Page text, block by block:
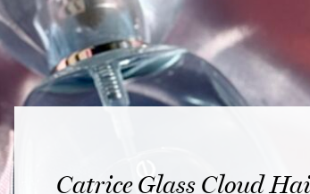
Catrice Glass Cloud